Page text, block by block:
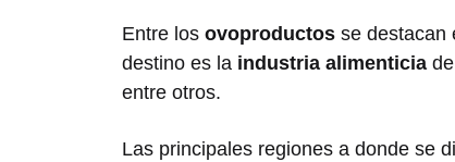
Entre los ovoproductos se destacan
destino es la industria alimenticia de
entre otros.
Las principales regiones a donde se